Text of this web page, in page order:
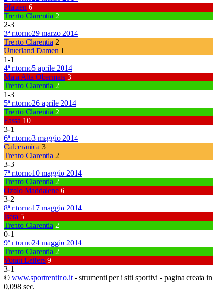
Pfalzen 6
Trento Clarentia 2
2-3
3ª ritorno29 marzo 2014
Trento Clarentia 2
Unterland Damen 1
1-1
4ª ritorno5 aprile 2014
Maia Alta Obermais 3
Trento Clarentia 2
1-3
5ª ritorno26 aprile 2014
Trento Clarentia 2
Fassa 10
3-1
6ª ritorno3 maggio 2014
Calceranica 3
Trento Clarentia 2
3-3
7ª ritorno10 maggio 2014
Trento Clarentia 2
Ozolo Maddalene 6
3-2
8ª ritorno17 maggio 2014
Isera 5
Trento Clarentia 2
0-1
9ª ritorno24 maggio 2014
Trento Clarentia 2
Voran Leifers 9
3-1
© www.sportrentino.it - strumenti per i siti sportivi - pagina creata in
0,098 sec.